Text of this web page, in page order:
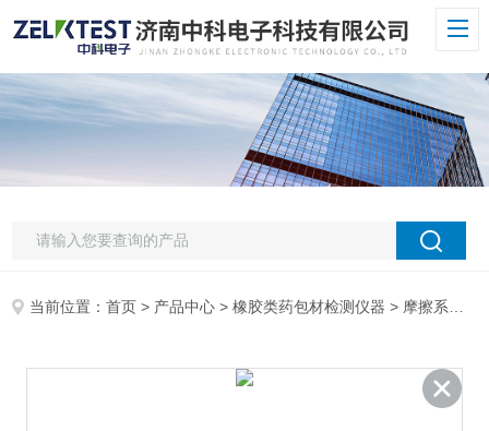
当前位置：首页 > 产品中心 >橡胶类药包材检测仪器 > 摩擦系数仪